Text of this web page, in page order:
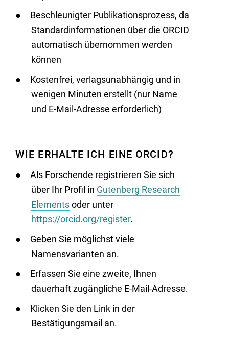
Beschleunigter Publikationsprozess, da
Standardinformationen über die ORCID
automatisch übernommen werden
können
Kostenfrei, verlagsunabhängig und in
wenigen Minuten erstellt (nur Name
und E-Mail-Adresse erforderlich)
WIE ERHALTE ICH EINE ORCID?
Als Forschende registrieren Sie sich
über Ihr Profil in Gutenberg Research
Elementsoder unter
https://orcid.org/register.
Geben Sie möglichst viele
Namensvarianten an.
Erfassen Sie eine zweite, Ihnen
dauerhaft zugängliche E-Mail-Adresse.
Klicken Sie den Link in der
Bestätigungsmail an.